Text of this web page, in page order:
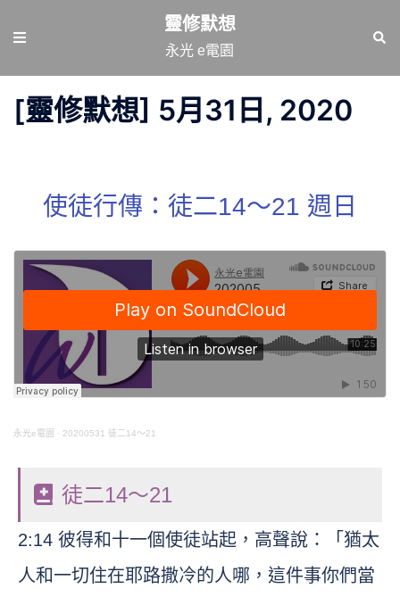
要
靈修默想
永光 e電園
[靈修默想] 5月31日, 2020
使徒行傳：徒二14～21 週日
永光e電園 · 20200531 徒二14～21
徒二14～21
2:14 彼得和十一個使徒站起，高聲說：「猶太
人和一切住在耶路撒冷的人哪，這件事你們當